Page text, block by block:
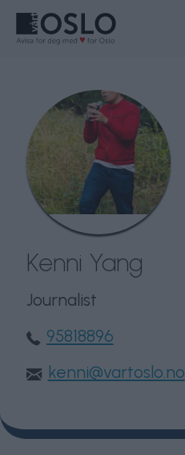
Kenni
Yang
VårtOslo
Kenni Yang
Journalist
95818896
kenni@vartoslo.no